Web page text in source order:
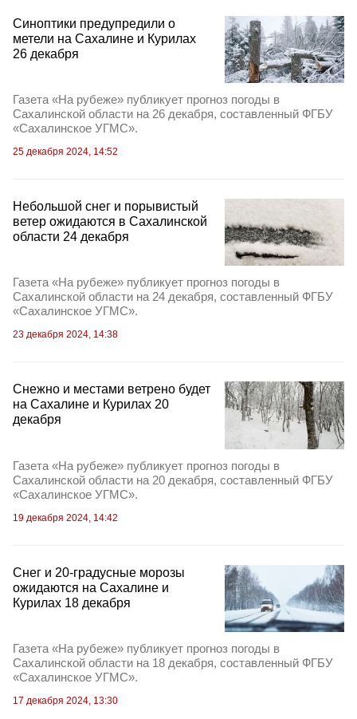
Синоптики предупредили о
метели на Сахалине и Курилах
26 декабря
Газета «На рубеже» публикует прогноз погоды в
Сахалинской области на 26 декабря, составленный ФГБУ
«Сахалинское УГМС».
25 декабря 2024, 14:52
Небольшой снег и порывистый
ветер ожидаются в Сахалинской
области 24 декабря
Газета «На рубеже» публикует прогноз погоды в
Сахалинской области на 24 декабря, составленный ФГБУ
«Сахалинское УГМС».
23 декабря 2024, 14:38
Снежно и местами ветрено будет
на Сахалине и Курилах 20
декабря
Газета «На рубеже» публикует прогноз погоды в
Сахалинской области на 20 декабря, составленный ФГБУ
«Сахалинское УГМС».
19 декабря 2024, 14:42
Снег и 20-градусные морозы
ожидаются на Сахалине и
Курилах 18 декабря
Газета «На рубеже» публикует прогноз погоды в
Сахалинской области на 18 декабря, составленный ФГБУ
«Сахалинское УГМС».
17 декабря 2024, 13:30